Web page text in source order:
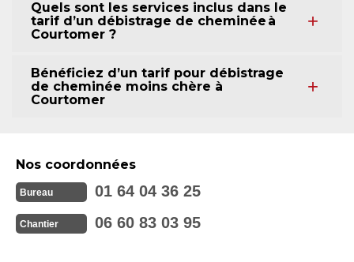
Quels sont les services inclus dans le
tarif d’un débistrage de cheminée à
Courtomer ?
Bénéficiez d’un tarif pour débistrage
de cheminée moins chère à
Courtomer
Nos coordonnées
Bureau 01 64 04 36 25
Chantier 06 60 83 03 95